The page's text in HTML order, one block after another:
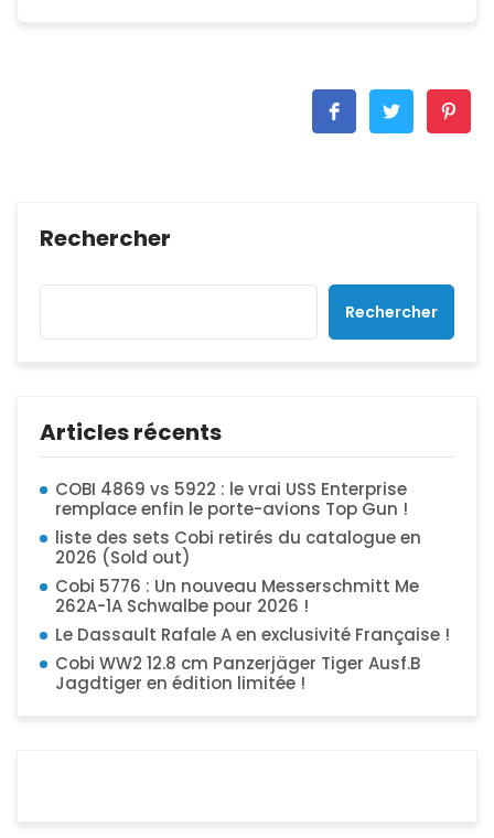
Rechercher
Rechercher
Articles récents
COBI 4869 vs 5922 : le vrai USS Enterprise
remplace enfin le porte-avions Top Gun !
liste des sets Cobi retirés du catalogue en
2026 (Sold out)
Cobi 5776 : Un nouveau Messerschmitt Me
262A-1A Schwalbe pour 2026 !
Le Dassault Rafale A en exclusivité Française !
Cobi WW2 12.8 cm Panzerjäger Tiger Ausf.B
Jagdtiger en édition limitée !